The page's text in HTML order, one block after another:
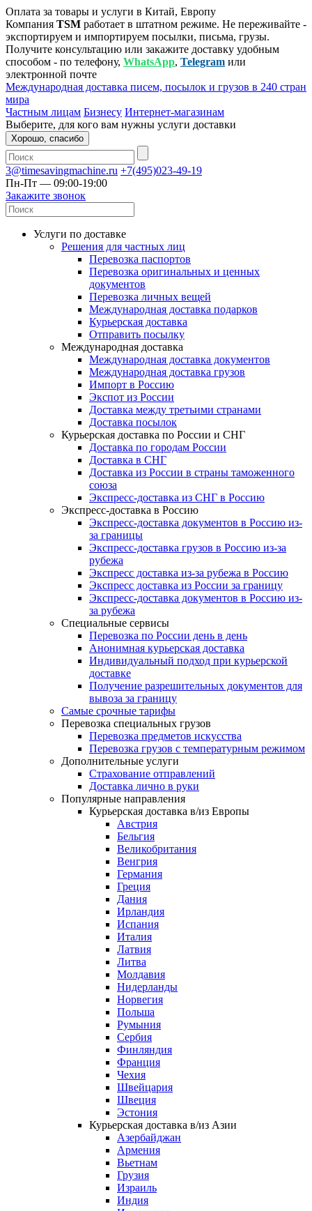
Оплата за товары и услуги в Китай, Европу
Компания TSM работает в штатном режиме. Не переживайте -
экспортируем и импортируем посылки, письма, грузы.
Получите консультацию или закажите доставку удобным
способом - по телефону, WhatsApp, Telegram или
электронной почте
Международная доставка писем, посылок и грузов в 240 стран
мира
Частным лицам Бизнесу Интернет-магазинам
Выберите, для кого вам нужны услуги доставки
Хорошо, спасибо
3@timesavingmachine.ru +7(495)023-49-19
Пн-Пт — 09:00-19:00
Закажите звонок
Услуги по доставке
Решения для частных лиц
Перевозка паспортов
Перевозка оригинальных и ценных
документов
Перевозка личных вещей
Международная доставка подарков
Курьерская доставка
Отправить посылку
Международная доставка
Международная доставка документов
Международная доставка грузов
Импорт в Россию
Экспот из России
Доставка между третьими странами
Доставка посылок
Курьерская доставка по России и СНГ
Доставка по городам России
Доставка в СНГ
Доставка из России в страны таможенного
союза
Экспресс-доставка из СНГ в Россию
Экспресс-доставка в Россию
Экспресс-доставка документов в Россию из-
за границы
Экспресс-доставка грузов в Россию из-за
рубежа
Экспресс доставка из-за рубежа в Россию
Экспресс доставка из России за границу
Экспресс-доставка документов в Россию из-
за рубежа
Специальные сервисы
Перевозка по России день в день
Анонимная курьерская доставка
Индивидуальный подход при курьерской
доставке
Получение разрешительных документов для
вывоза за границу
Самые срочные тарифы
Перевозка специальных грузов
Перевозка предметов искусства
Перевозка грузов с температурным режимом
Дополнительные услуги
Страхование отправлений
Доставка лично в руки
Популярные направления
Курьерская доставка в/из Европы
Австрия
Бельгия
Великобритания
Венгрия
Германия
Греция
Дания
Ирландия
Испания
Италия
Латвия
Литва
Молдавия
Нидерланды
Норвегия
Польша
Румыния
Сербия
Финляндия
Франция
Чехия
Швейцария
Швеция
Эстония
Курьерская доставка в/из Азии
Азербайджан
Армения
Вьетнам
Грузия
Израиль
Индия